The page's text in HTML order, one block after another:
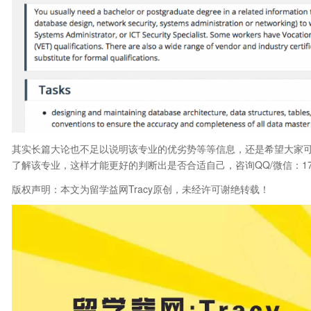
其实长篇大论也不足以说明该专业的优劣势等等信息，还是希望大
了解该专业，这样才能更好的判断出是否合适自己，咨询QQ/微信：
版权声明：本文为留学益网Tracy原创，未经许可谢绝转载！